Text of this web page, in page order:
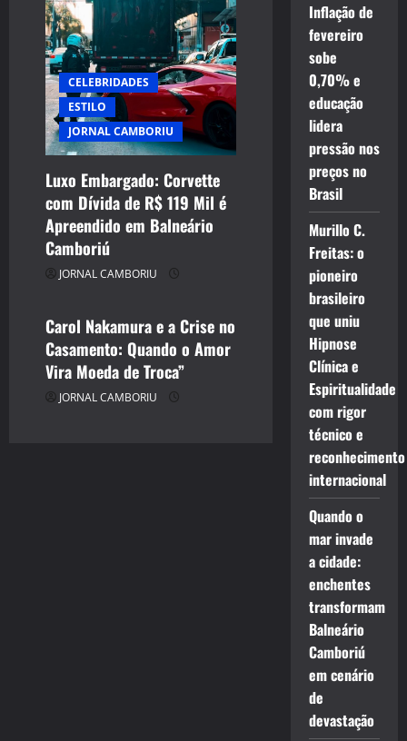
CELEBRIDADES
ESTILO
JORNAL CAMBORIU
Luxo Embargado: Corvette
com Dívida de R$ 119 Mil é
Apreendido em Balneário
Camboriú
JORNAL CAMBORIU
CELEBRIDADES
CINEMA TEATRO TV INTERNET
ENTRETENIMENTO
JORNAL CAMBORIU
Carol Nakamura e a Crise no
Casamento: Quando o Amor
Vira Moeda de Troca”
JORNAL CAMBORIU
Inflação de
fevereiro
sobe
0,70% e
educação
lidera
pressão nos
preços no
Brasil
Murillo C.
Freitas: o
pioneiro
brasileiro
que uniu
Hipnose
Clínica e
Espiritualidade
com rigor
técnico e
reconhecimento
internacional
Quando o
mar invade
a cidade:
enchentes
transformam
Balneário
Camboriú
em cenário
de
devastação